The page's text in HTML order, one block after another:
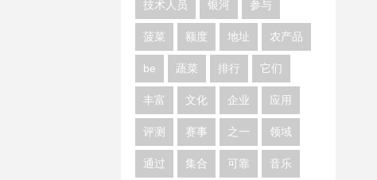
技术人员 银河 参与
菠菜 额度 地址 农产品
be 蔬菜 排行 它们
丰富 文化 企业 应用
评测 赛事 之一 领域
通过 集合 可靠 音乐